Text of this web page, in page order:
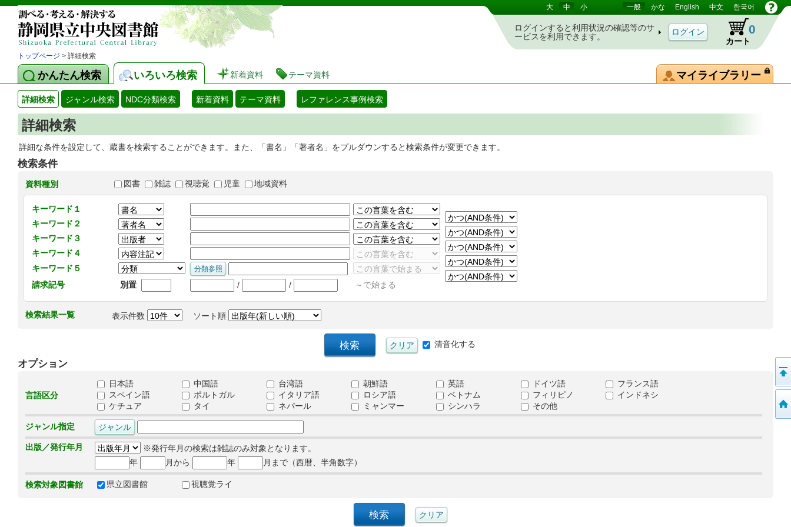
静岡県立図書館 蔵書検索・予約システム 大 中 小 一般 かな English 中文 한국어
ログインすると利用状況の確認等のサ
ービスを利用できます。
カート
0
トップページ > 詳細検索
かんたん検索 いろいろ検索 新着資料 テーマ資料 マイライブラリー
詳細検索 ジャンル検索 NDC分類検索 新着資料 テーマ資料 レファレンス事例検索
詳細検索
詳細な条件を設定して、蔵書を検索することができます。また、「書名」「著者名」をプルダウンすると検索条件が変更できます。
検索条件
資料種別 図書 雑誌 視聴覚 児童 地域資料
キーワード１
キーワード２
キーワード３
キーワード４
キーワード５
請求記号
別置 / / ～で始まる
検索結果一覧 表示件数 ソート順
清音化する
オプション
言語区分
日本語 中国語 台湾語 朝鮮語 英語 ドイツ語
フランス語
スペイン語
ポルトガル イタリア語 ロシア語 ベトナム フィリピノ
インドネシ
ケチュア
タイ ネパール ミャンマー シンハラ その他
ジャンル指定
出版／発行年月
※発行年月の検索は雑誌のみ対象となります。
年
月から 年 月まで（西暦、半角数字）
検索対象図書館 県立図書館 視聴覚ライ